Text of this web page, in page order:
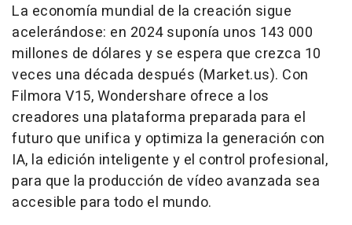
La economía mundial de la creación sigue
acelerándose: en 2024 suponía unos 143 000
millones de dólares y se espera que crezca 10
veces una década después (Market.us). Con
Filmora V15, Wondershare ofrece a los
creadores una plataforma preparada para el
futuro que unifica y optimiza la generación con
IA, la edición inteligente y el control profesional,
para que la producción de vídeo avanzada sea
accesible para todo el mundo.